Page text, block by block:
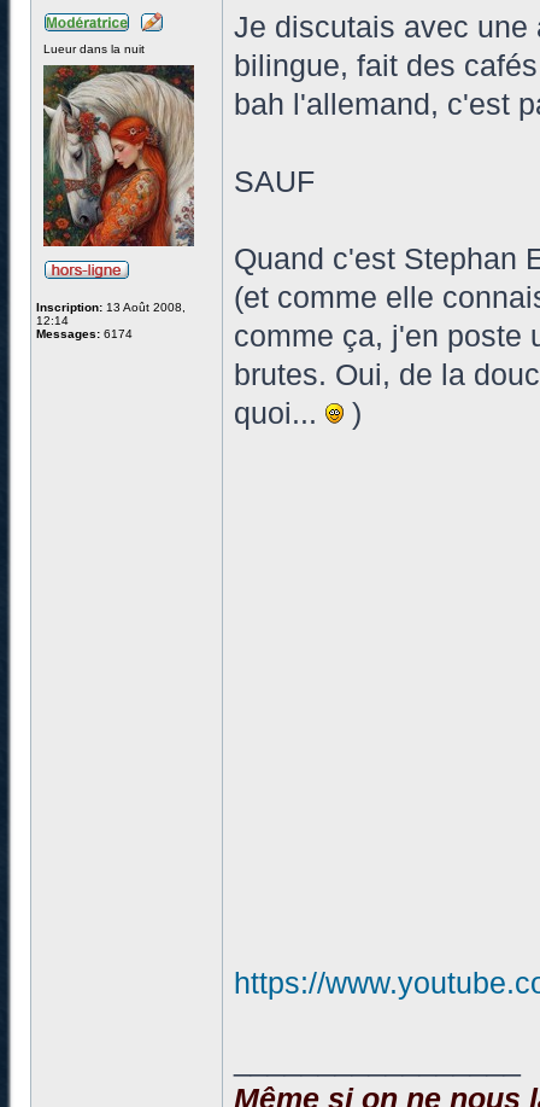
Lueur dans la nuit
Inscription: 13 Août 2008,
12:14
Messages: 6174
Je discutais avec une
bilingue, fait des
bah l'allemand, c'est
SAUF
Quand c'est Stephan
(et comme elle
comme ça, j'en poste
brutes. Oui, de la
quoi...
)
https://
Même si on ne nous